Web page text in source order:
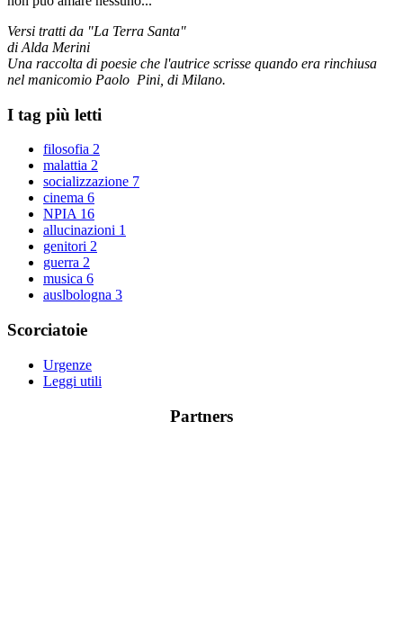
Versi tratti da "La Terra Santa"
di Alda Merini
Una raccolta di poesie che l'autrice scrisse quando era rinchiusa
nel manicomio Paolo Pini, di Milano.
I tag più letti
filosofia 2
malattia 2
socializzazione 7
cinema 6
NPIA 16
allucinazioni 1
genitori 2
guerra 2
musica 6
auslbologna 3
Scorciatoie
Urgenze
Leggi utili
Partners